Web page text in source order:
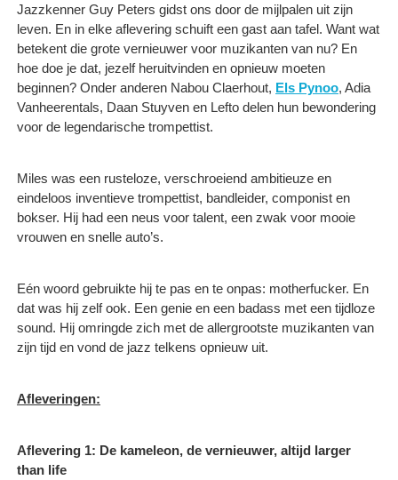
Jazzkenner Guy Peters gidst ons door de mijlpalen uit zijn
leven. En in elke aflevering schuift een gast aan tafel. Want wat
betekent die grote vernieuwer voor muzikanten van nu? En
hoe doe je dat, jezelf heruitvinden en opnieuw moeten
beginnen? Onder anderen Nabou Claerhout, Els Pynoo, Adia
Vanheerentals, Daan Stuyven en Lefto delen hun bewondering
voor de legendarische trompettist.
Miles was een rusteloze, verschroeiend ambitieuze en
eindeloos inventieve trompettist, bandleider, componist en
bokser. Hij had een neus voor talent, een zwak voor mooie
vrouwen en snelle auto’s.
Eén woord gebruikte hij te pas en te onpas: motherfucker. En
dat was hij zelf ook. Een genie en een badass met een tijdloze
sound. Hij omringde zich met de allergrootste muzikanten van
zijn tijd en vond de jazz telkens opnieuw uit.
Afleveringen:
Aflevering 1: De kameleon, de vernieuwer, altijd larger
than life